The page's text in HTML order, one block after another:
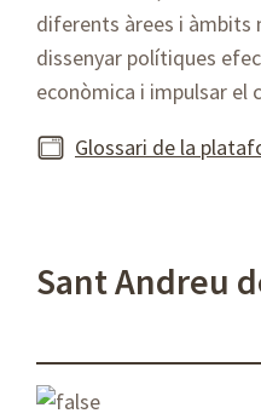
diferents àrees i àmbits
dissenyar polítiques
econòmica i impulsar el
Glossari de la
Sant Andreu